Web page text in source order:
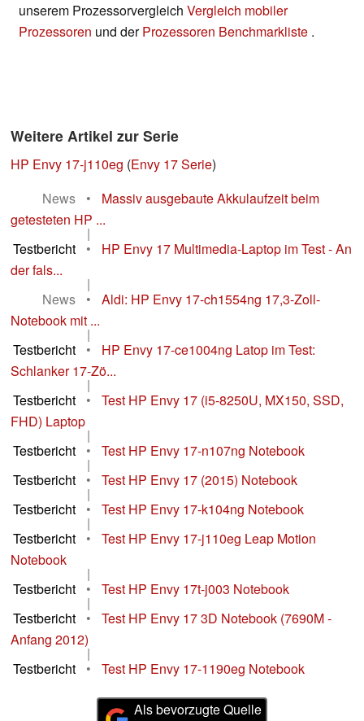
unserem Prozessorvergleich Vergleich mobiler
Prozessoren und derProzessoren Benchmarkliste .
Weitere Artikel zur Serie
HP Envy 17-j110eg (Envy 17 Serie)
News
•
Massiv ausgebaute Akkulaufzeit beim
getesteten HP ...
|
Testbericht
•
HP Envy 17 Multimedia-Laptop im Test - An
der fals...
|
News
•
Aldi: HP Envy 17-ch1554ng 17,3-Zoll-
Notebook mit ...
|
Testbericht
•
HP Envy 17-ce1004ng Latop im Test:
Schlanker 17-Zö...
|
Testbericht
•
Test HP Envy 17 (i5-8250U, MX150, SSD,
FHD) Laptop
|
Testbericht
• Test HP Envy 17-n107ng Notebook
|
Testbericht
• Test HP Envy 17 (2015) Notebook
|
Testbericht
• Test HP Envy 17-k104ng Notebook
|
Testbericht
•
Test HP Envy 17-j110eg Leap Motion
Notebook
|
Testbericht
• Test HP Envy 17t-j003 Notebook
|
Testbericht
•
Test HP Envy 17 3D Notebook (7690M -
Anfang 2012)
|
Testbericht
• Test HP Envy 17-1190eg Notebook
Als bevorzugte Quelle